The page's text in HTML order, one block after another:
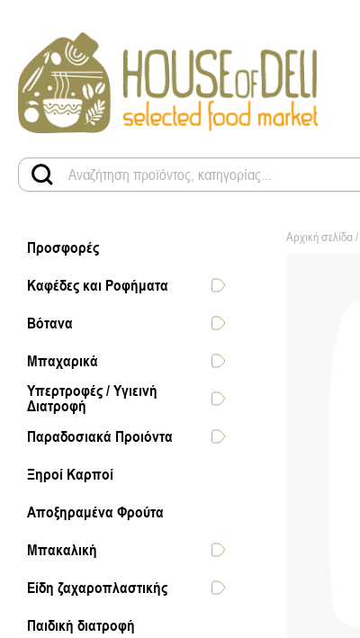
Προσφορές
Καφέδες και Ροφήματα
Βότανα
Μπαχαρικά
Υπερτροφές / Υγιεινή
Διατροφή
Παραδοσιακά Προιόντα
Ξηροί Καρποί
Αποξηραμένα Φρούτα
Μπακαλική
Είδη ζαχαροπλαστικής
Παιδική διατροφή
Αρχική σελίδα/